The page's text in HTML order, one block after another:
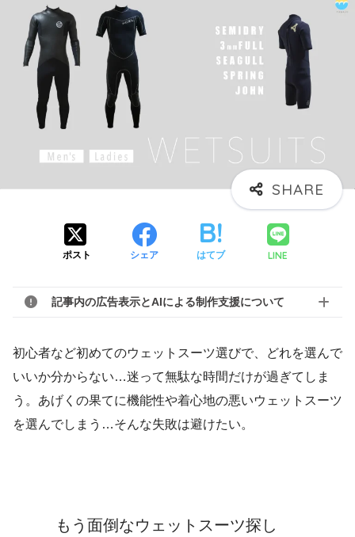
ポスト シェア はてブ LINE
記事内の広告表示とAIによる制作支援について
初心者など初めてのウェットスーツ選びで、どれを選んで
いいか分からない…迷って無駄な時間だけが過ぎてしま
う。あげくの果てに機能性や着心地の悪いウェットスーツ
を選んでしまう…そんな失敗は避けたい。
もう面倒なウェットスーツ探し